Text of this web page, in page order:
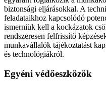
biztonsági eljárásokkal. A
feladataikhoz kapcsolódó
ismerniük kell a kockázatok
rendszeresen felfrissítő
munkavállalók tájékoztatást
és technológiákról.
Egyéni védőeszközök